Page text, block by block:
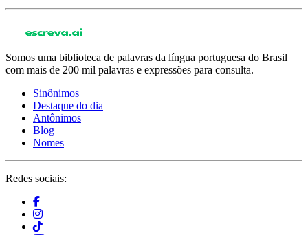
Somos uma biblioteca de palavras da língua portuguesa do Brasil
com mais de 200 mil palavras e expressões para consulta.
Sinônimos
Destaque do dia
Antônimos
Blog
Nomes
Redes sociais: